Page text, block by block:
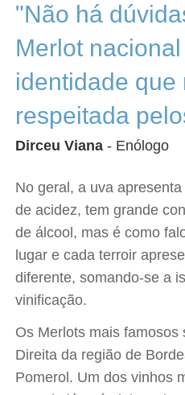
"Não há
Merlot
identidade que
respeitada
Dirceu Viana - Enólogo
No geral, a uva
de acidez, tem grande
de álcool, mas é como
lugar e cada terroir
diferente, somando-se a
vinificação.
Os Merlots mais famosos
Direita da região de
Pomerol. Um dos vinhos